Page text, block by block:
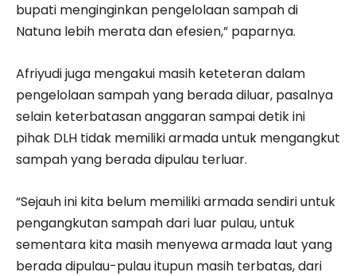
bupati menginginkan pengelolaan sampah di
Natuna lebih merata dan efesien,” paparnya.
Afriyudi juga mengakui masih keteteran dalam
pengelolaan sampah yang berada diluar, pasalnya
selain keterbatasan anggaran sampai detik ini
pihak DLH tidak memiliki armada untuk mengangkut
sampah yang berada dipulau terluar.
“Sejauh ini kita belum memiliki armada sendiri untuk
pengangkutan sampah dari luar pulau, untuk
sementara kita masih menyewa armada laut yang
berada dipulau-pulau itupun masih terbatas, dari